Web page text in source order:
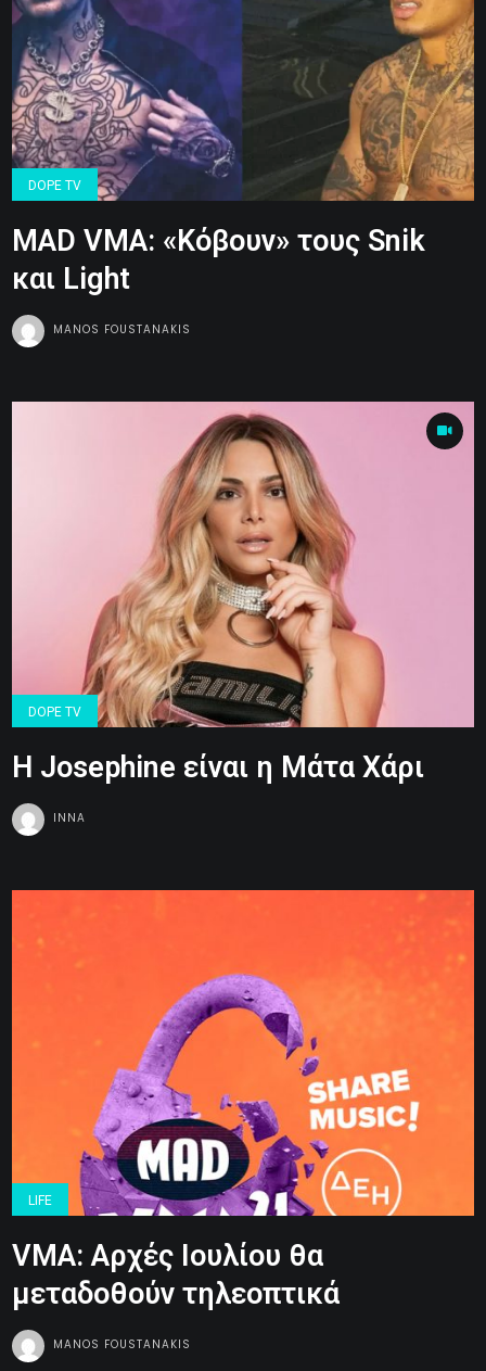
DOPE TV
MAD VMA: «Κόβουν» τους Snik
και Light
MANOS FOUSTANAKIS
DOPE TV
Η Josephine είναι η Μάτα Χάρι
INNA
LIFE
VMA: Αρχές Ιουλίου θα
μεταδοθούν τηλεοπτικά
MANOS FOUSTANAKIS